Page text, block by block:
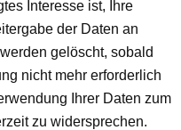
Interesse ist, Ihre
der Daten an
gelöscht, sobald
nicht mehr erforderlich
Ihrer Daten zum
zu widersprechen.